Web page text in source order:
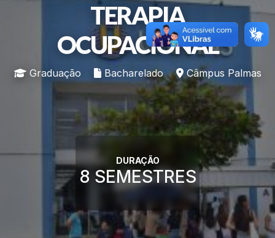
TERAPIA
OCUPACIONAL
Graduação Bacharelado Câmpus Palmas
DURAÇÃO
8 SEMESTRES